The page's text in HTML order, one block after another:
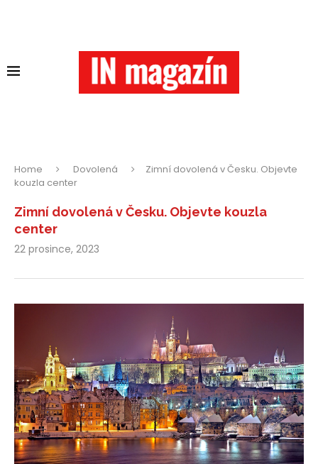
Home Dovolená
Zimní dovolená v Česku. Objevte
kouzla center
Zimní dovolená v Česku. Objevte kouzla
center
22 prosince, 2023